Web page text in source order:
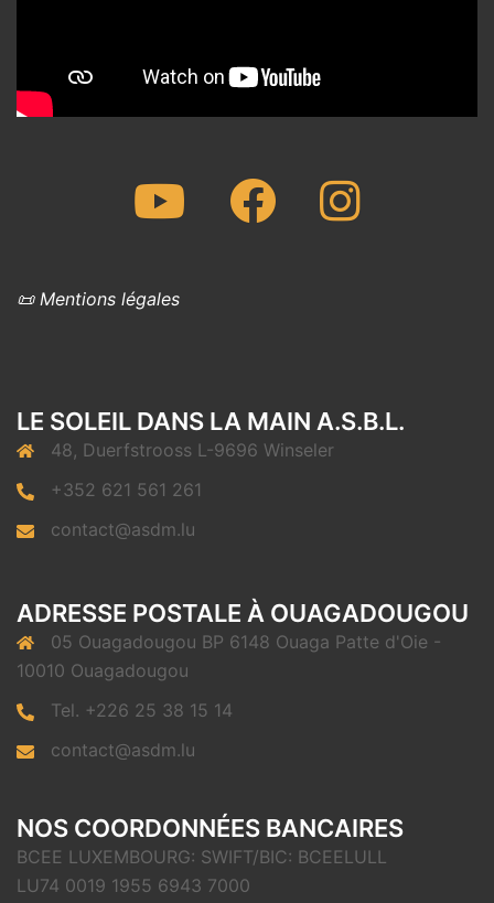
Youtube FacebookInstagram
📜 Mentions légales
LE SOLEIL DANS LA MAIN A.S.B.L.
48, Duerfstrooss L-9696 Winseler
+352 621 561 261
contact@asdm.lu
ADRESSE POSTALE À OUAGADOUGOU
05 Ouagadougou BP 6148 Ouaga Patte d'Oie -
10010 Ouagadougou
Tel. +226 25 38 15 14
contact@asdm.lu
NOS COORDONNÉES BANCAIRES
BCEE LUXEMBOURG: SWIFT/BIC: BCEELULL
LU74 0019 1955 6943 7000